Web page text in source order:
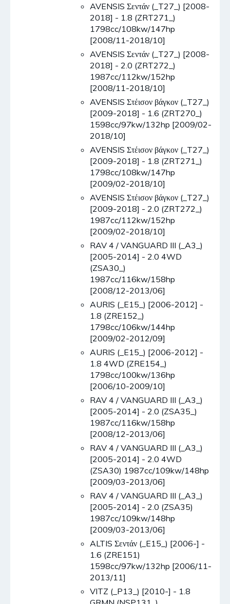
AVENSIS Σεντάν (_T27_) [2008-
2018] - 1.8 (ZRT271_)
1798cc/108kw/147hp
[2008/11-2018/10]
AVENSIS Σεντάν (_T27_) [2008-
2018] - 2.0 (ZRT272_)
1987cc/112kw/152hp
[2008/11-2018/10]
AVENSIS Στέισον βάγκον (_T27_)
[2009-2018] - 1.6 (ZRT270_)
1598cc/97kw/132hp [2009/02-
2018/10]
AVENSIS Στέισον βάγκον (_T27_)
[2009-2018] - 1.8 (ZRT271_)
1798cc/108kw/147hp
[2009/02-2018/10]
AVENSIS Στέισον βάγκον (_T27_)
[2009-2018] - 2.0 (ZRT272_)
1987cc/112kw/152hp
[2009/02-2018/10]
RAV 4 / VANGUARD III (_A3_)
[2005-2014] - 2.0 4WD
(ZSA30_)
1987cc/116kw/158hp
[2008/12-2013/06]
AURIS (_E15_) [2006-2012] -
1.8 (ZRE152_)
1798cc/106kw/144hp
[2009/02-2012/09]
AURIS (_E15_) [2006-2012] -
1.8 4WD (ZRE154_)
1798cc/100kw/136hp
[2006/10-2009/10]
RAV 4 / VANGUARD III (_A3_)
[2005-2014] - 2.0 (ZSA35_)
1987cc/116kw/158hp
[2008/12-2013/06]
RAV 4 / VANGUARD III (_A3_)
[2005-2014] - 2.0 4WD
(ZSA30) 1987cc/109kw/148hp
[2009/03-2013/06]
RAV 4 / VANGUARD III (_A3_)
[2005-2014] - 2.0 (ZSA35)
1987cc/109kw/148hp
[2009/03-2013/06]
ALTIS Σεντάν (_E15_) [2006-] -
1.6 (ZRE151)
1598cc/97kw/132hp [2006/11-
2013/11]
VITZ (_P13_) [2010-] - 1.8